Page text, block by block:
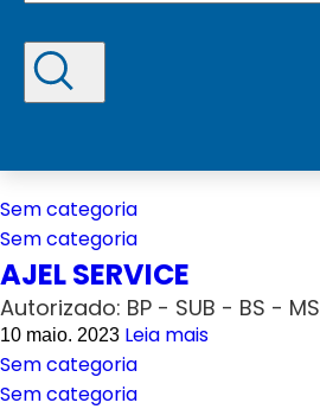
Sem categoria
Sem categoria
AJEL SERVICE
Autorizado: BP - SUB - BS - MS
10 maio. 2023 Leia mais
Sem categoria
Sem categoria